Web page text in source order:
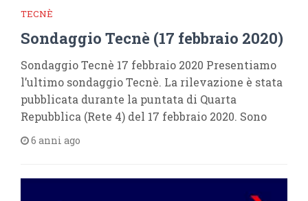
TECNÈ
Sondaggio Tecnè (17 febbraio 2020)
Sondaggio Tecnè 17 febbraio 2020 Presentiamo
l’ultimo sondaggio Tecnè. La rilevazione è stata
pubblicata durante la puntata di Quarta
Repubblica (Rete 4) del 17 febbraio 2020. Sono
6 anni ago